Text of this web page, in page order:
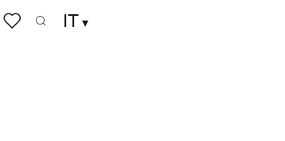
Aller
au
IT
Home
BAR, VITA